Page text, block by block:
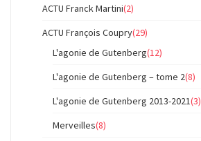
ACTU Franck Martini(2)
ACTU François Coupry(29)
L'agonie de Gutenberg(12)
L'agonie de Gutenberg – tome 2(8)
L'agonie de Gutenberg 2013-2021(3)
Merveilles(8)